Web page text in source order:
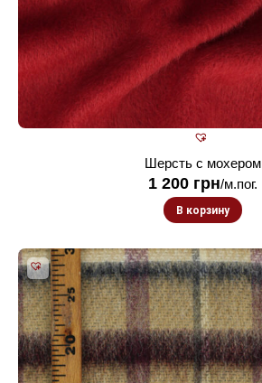
Шерсть с мохером
1 200 грн/м.пог.
В корзину